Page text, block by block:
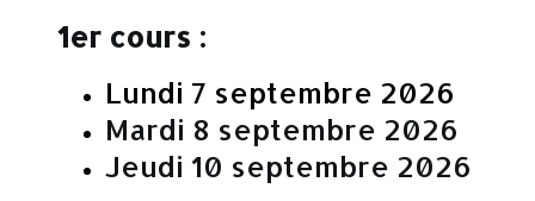
1er cours :
Lundi 7 septembre 2026
Mardi 8 septembre 2026
Jeudi 10 septembre 2026